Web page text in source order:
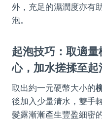
外，充足的濕潤度亦有
泡。
起泡技巧：取適量
心，加水搓揉至起
取出約一元硬幣大小的
後加入少量清水，雙手
髮露漸漸產生豐盈細密